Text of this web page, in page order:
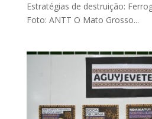
Estratégias de destruição:
Foto: ANTT O Mato Grosso...